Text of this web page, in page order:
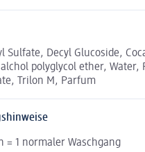
Sulfate, Decyl Glucoside,
polyglycol ether, Water,
Trilon M, Parfum
= 1 normaler Waschgang